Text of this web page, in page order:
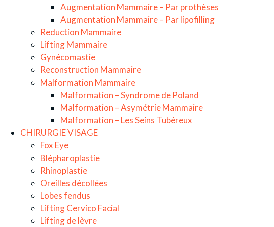
Augmentation Mammaire – Par prothèses
Augmentation Mammaire – Par lipofilling
Reduction Mammaire
Lifting Mammaire
Gynécomastie
Reconstruction Mammaire
Malformation Mammaire
Malformation – Syndrome de Poland
Malformation – Asymétrie Mammaire
Malformation – Les Seins Tubéreux
CHIRURGIE VISAGE
Fox Eye
Blépharoplastie
Rhinoplastie
Oreilles décollées
Lobes fendus
Lifting Cervico Facial
Lifting de lèvre